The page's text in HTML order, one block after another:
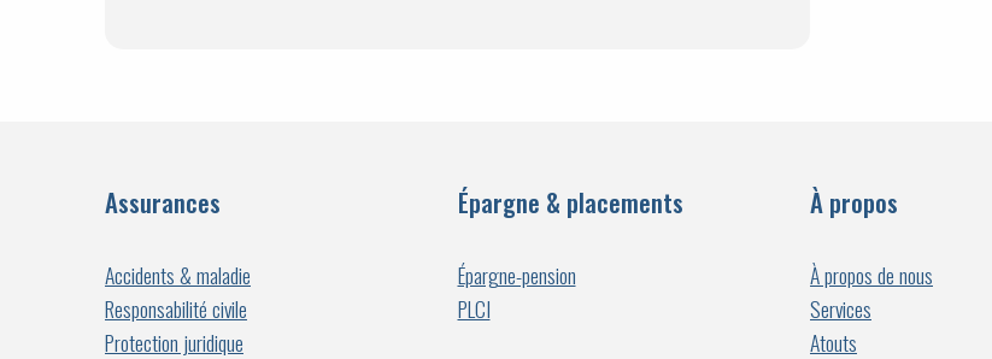
Assurances
Accidents & maladie
Responsabilité civile
Protection juridique
Épargne & placements
Épargne-pension
PLCI
À propos
À propos de nous
Services
Atouts